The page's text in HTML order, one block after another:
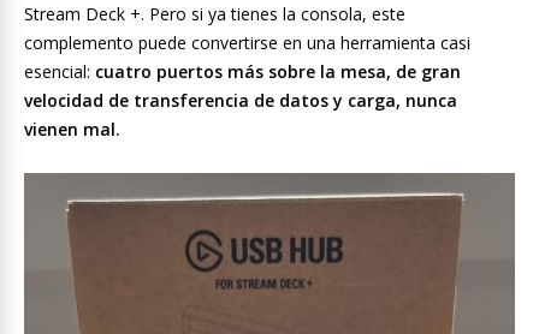
Stream Deck +. Pero si ya tienes la consola, este
complemento puede convertirse en una herramienta casi
esencial: cuatro puertos más sobre la mesa, de gran
velocidad de transferencia de datos y carga, nunca
vienen mal.